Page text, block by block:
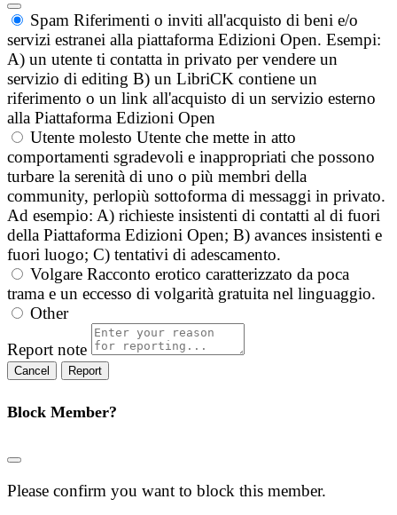
Spam Riferimenti o inviti all'acquisto di beni e/o
servizi estranei alla piattaforma Edizioni Open. Esempi:
A) un utente ti contatta in privato per vendere un
servizio di editing B) un LibriCK contiene un
riferimento o un link all'acquisto di un servizio esterno
alla Piattaforma Edizioni Open
Utente molesto Utente che mette in atto
comportamenti sgradevoli e inappropriati che possono
turbare la serenità di uno o più membri della
community, perlopiù sottoforma di messaggi in privato.
Ad esempio: A) richieste insistenti di contatti al di fuori
della Piattaforma Edizioni Open; B) avances insistenti e
fuori luogo; C) tentativi di adescamento.
Volgare Racconto erotico caratterizzato da poca
trama e un eccesso di volgarità gratuita nel linguaggio.
Other
Report note
Report
Block Member?
Please confirm you want to block this member.